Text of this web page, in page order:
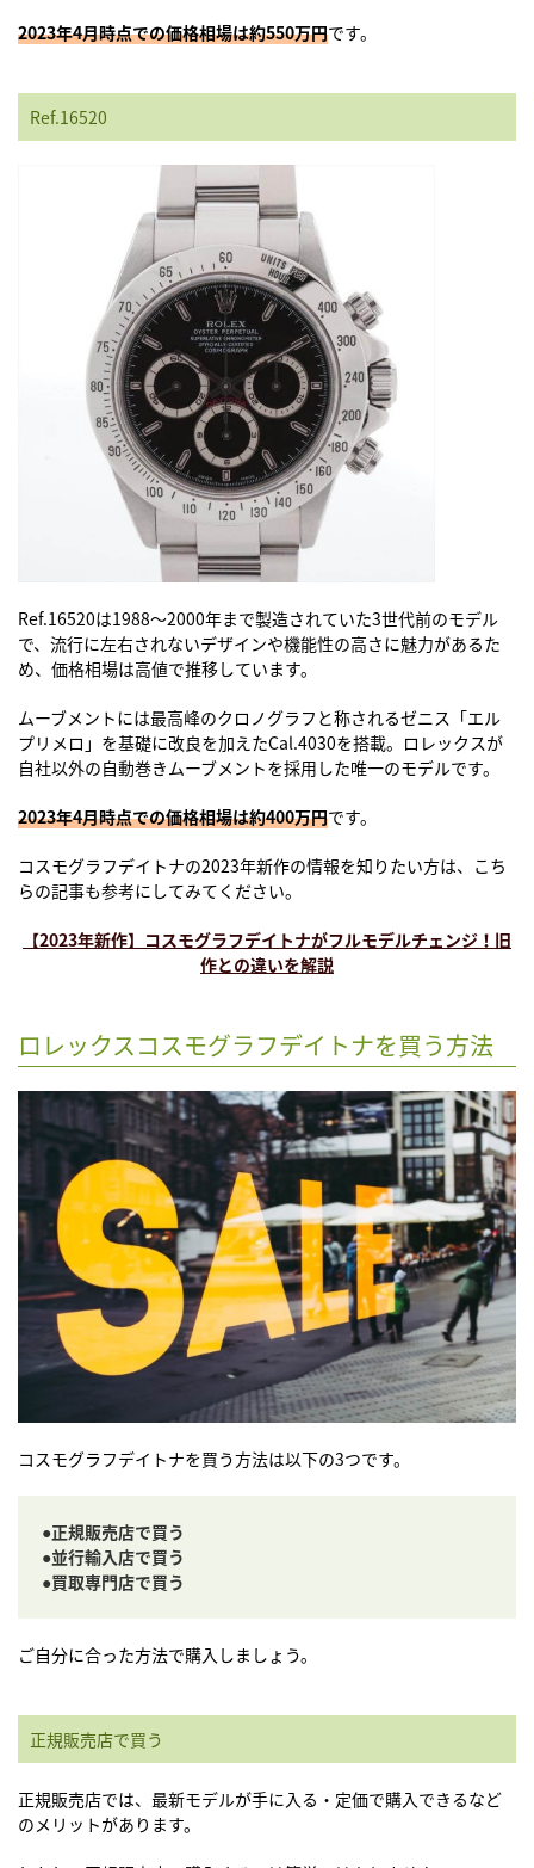
2023年4月時点での価格相場は約550万円です。
Ref.16520
Ref.16520は1988～2000年まで製造されていた3世代前のモデル
で、流行に左右されないデザインや機能性の高さに魅力があるた
め、価格相場は高値で推移しています。
ムーブメントには最高峰のクロノグラフと称されるゼニス「エル
プリメロ」を基礎に改良を加えたCal.4030を搭載。ロレックスが
自社以外の自動巻きムーブメントを採用した唯一のモデルです。
2023年4月時点での価格相場は約400万円です。
コスモグラフデイトナの2023年新作の情報を知りたい方は、こち
らの記事も参考にしてみてください。
【2023年新作】コスモグラフデイトナがフルモデルチェンジ！旧
作との違いを解説
ロレックスコスモグラフデイトナを買う方法
コスモグラフデイトナを買う方法は以下の3つです。
●正規販売店で買う
●並行輸入店で買う
●買取専門店で買う
ご自分に合った方法で購入しましょう。
正規販売店で買う
正規販売店では、最新モデルが手に入る・定価で購入できるなど
のメリットがあります。